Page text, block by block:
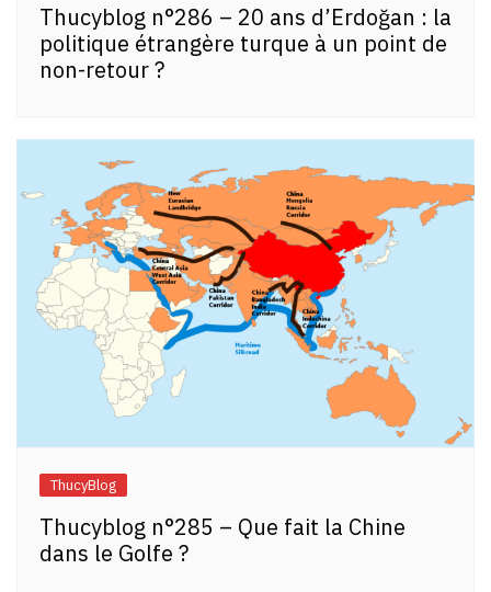
Thucyblog n°286 – 20 ans d’Erdoğan : la
politique étrangère turque à un point de
non-retour ?
ThucyBlog
Thucyblog n°285 – Que fait la Chine
dans le Golfe ?